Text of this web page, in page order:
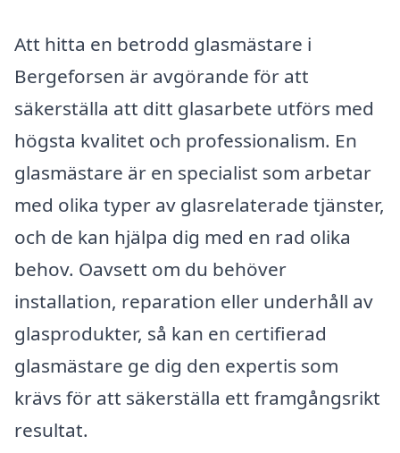
Att hitta en betrodd glasmästare i
Bergeforsen är avgörande för att
säkerställa att ditt glasarbete utförs med
högsta kvalitet och professionalism. En
glasmästare är en specialist som arbetar
med olika typer av glasrelaterade tjänster,
och de kan hjälpa dig med en rad olika
behov. Oavsett om du behöver
installation, reparation eller underhåll av
glasprodukter, så kan en certifierad
glasmästare ge dig den expertis som
krävs för att säkerställa ett framgångsrikt
resultat.